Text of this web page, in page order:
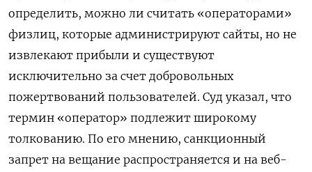
определить, можно ли считать «операторами»
физлиц, которые администрируют сайты, но не
извлекают прибыли и существуют
исключительно за счет добровольных
пожертвований пользователей. Суд указал, что
термин «оператор» подлежит широкому
толкованию. По его мнению, санкционный
запрет на вещание распространяется и на веб-